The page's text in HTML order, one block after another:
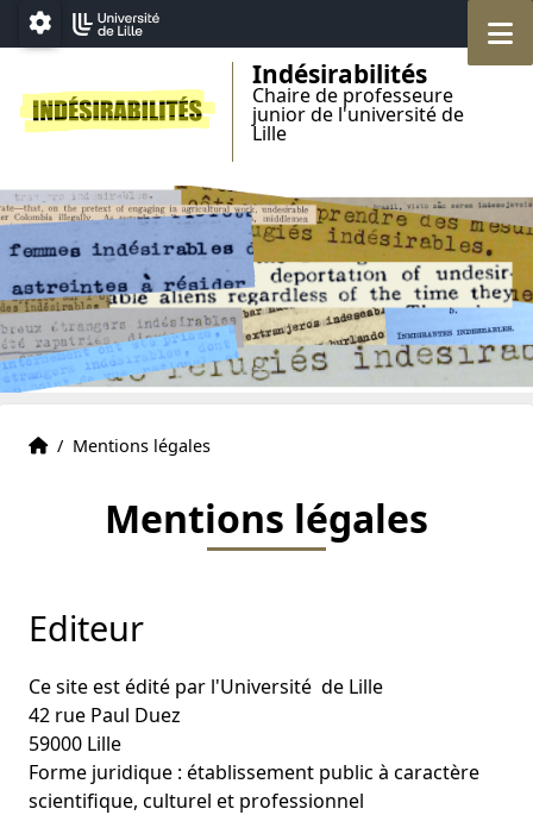
Accéder au menu principal
Accéder au contenu
Paramétrage
Indésirabilités
Chaire de professeure
junior de l'université de
Lille
Accueil
Accueil
/ Mentions légales
Mentions légales
Editeur
Ce site est édité par l'Université de Lille
42 rue Paul Duez
59000 Lille
Forme juridique : établissement public à caractère
scientifique, culturel et professionnel